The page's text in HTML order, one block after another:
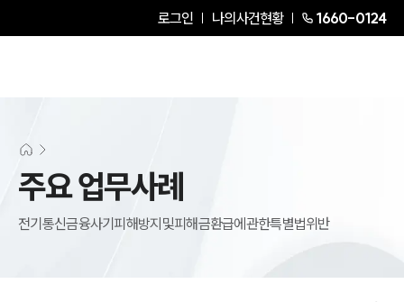
로그인 나의사건현황 1660-0124
주요 업무사례
전기통신금융사기피해방지및피해금환급에관한특별법위반